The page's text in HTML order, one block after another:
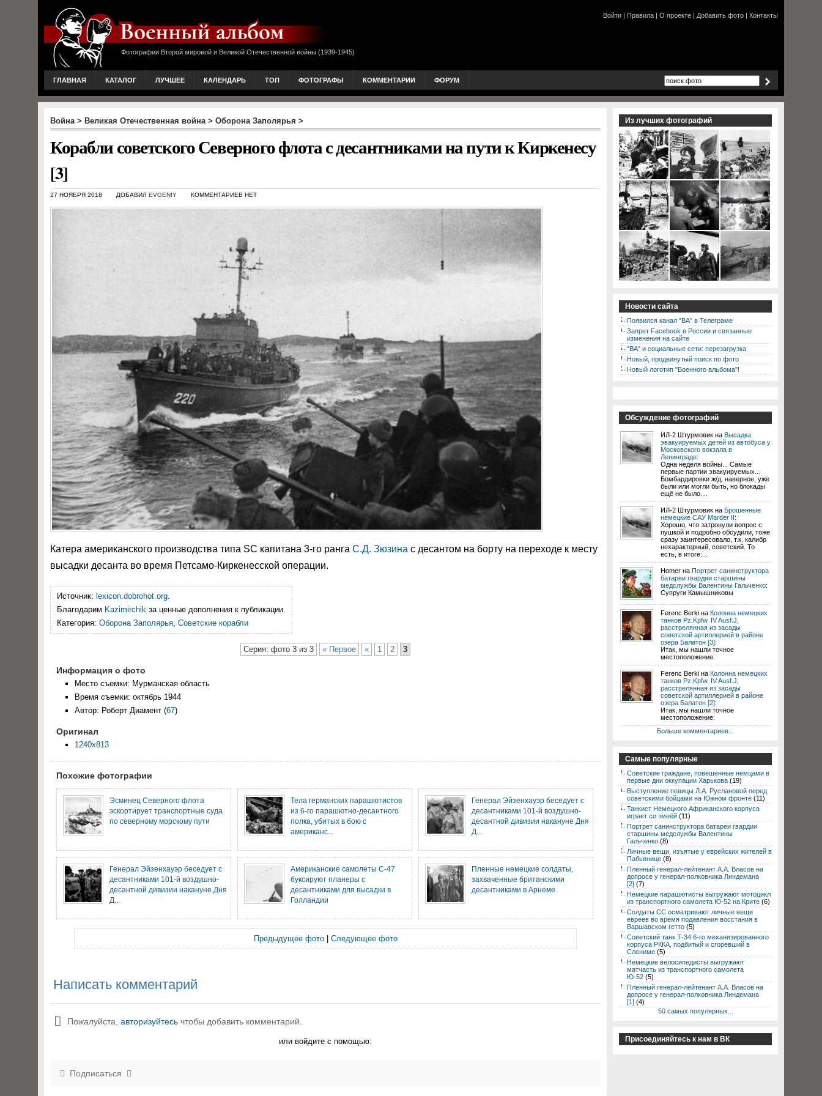
Фотографии Второй мировой и Великой Отечественной войны (1939-1945)
Войти | Правила | О проекте | Добавить фото | Контакты
ГЛАВНАЯ КАТАЛОГ ЛУЧШЕЕ КАЛЕНДАРЬ ТОП ФОТОГРАФЫ КОММЕНТАРИИ ФОРУМ
Война> Великая Отечественная война> Оборона Заполярья >
Корабли советского Северного флота с десантниками на пути к Киркенесу
[3]
27 НОЯБРЯ 2018 ДОБАВИЛ EVGENIY КОММЕНТАРИЕВ НЕТ
Катера американского производства типа SC капитана 3-го ранга С.Д. Зюзина с десантом на борту на переходе к месту
высадки десанта во время Петсамо-Киркенесской операции.
Источник: lexicon.dobrohot.org.
Благодарим Kazimirchik за ценные дополнения к публикации.
Категория: Оборона Заполярья, Советские корабли
Серия: фото 3 из 3 « Первое « 1 2 3
Информация о фото
Место съемки: Мурманская область
Время съемки: октябрь 1944
Автор: Роберт Диамент (67)
Оригинал
1240x813
Похожие фотографии
Эсминец Северного флота
эскортирует транспортные суда
по северному морскому пути
Тела германских парашютистов
из 6-го парашютно-десантного
полка, убитых в бою с
американс...
Генерал Эйзенхауэр беседует с
десантниками 101-й воздушно-
десантной дивизии накануне Дня
Д...
Генерал Эйзенхауэр беседует с
десантниками 101-й воздушно-
десантной дивизии накануне Дня
Д...
Американские самолеты С-47
буксируют планеры с
десантниками для высадки в
Голландии
Пленные немецкие солдаты,
захваченные британскими
десантниками в Арнеме
Предыдущее фото| Следующее фото
Написать комментарий
Пожалуйста, авторизуйтесь чтобы добавить комментарий.
или войдите с помощью:
Подписаться
Из лучших фотографий
Новости сайта
Появился канал "ВА" в Телеграме
Запрет Facebook в России и связанные
изменения на сайте
"ВА" и социальные сети: перезагрузка
Новый, продвинутый поиск по фото
Новый логотип "Военного альбома"!
Обсуждение фотографий
ИЛ-2 Штурмовик на Высадка
эвакуируемых детей из автобуса у
Московского вокзала в
Ленинграде:
Одна неделя войны... Самые
первые партии эвакуируемых...
Бомбардировки ж/д, наверное, уже
были или могли быть, но блокады
ещё не было....
ИЛ-2 Штурмовик на Брошенные
немецкие САУ Marder II:
Хорошо, что затронули вопрос с
пушкой и подробно обсудили, тоже
сразу заинтересовало, т.к. калибр
нехарактерный, советский. То
есть, в итоге:...
Homer на Портрет санинструктора
батареи гвардии старшины
медслужбы Валентины Гальченко:
Супруги Камышниковы
Ferenc Berki на Колонна немецких
танков Pz.Kpfw. IV Ausf.J,
расстрелянная из засады
советской артиллерией в районе
озера Балатон [3]:
Итак, мы нашли точное
местоположение:
Ferenc Berki на Колонна немецких
танков Pz.Kpfw. IV Ausf.J,
расстрелянная из засады
советской артиллерией в районе
озера Балатон [2]:
Итак, мы нашли точное
местоположение:
Больше комментариев...
Самые популярные
Советские граждане, повешенные немцами в
первые дни оккупации Харькова (19)
Выступление певицы Л.А. Руслановой перед
советскими бойцами на Южном фронте (11)
Танкист Немецкого Африканского корпуса
играет со змеёй (11)
Портрет санинструктора батареи гвардии
старшины медслужбы Валентины
Гальченко (8)
Личные вещи, изъятые у еврейских жителей в
Пабьянице (8)
Пленный генерал-лейтенант А.А. Власов на
допросе у генерал-полковника Линдемана
[2] (7)
Немецкие парашютисты выгружают мотоцикл
из транспортного самолета Ю-52 на Крите (6)
Солдаты СС осматривают личные вещи
евреев во время подавления восстания в
Варшавском гетто (5)
Советский танк Т-34 6-го механизированного
корпуса РККА, подбитый и сгоревший в
Слониме (5)
Немецкие велосипедисты выгружают
матчасть из транспортного самолета
Ю-52 (5)
Пленный генерал-лейтенант А.А. Власов на
допросе у генерал-полковника Линдемана
[1] (4)
50 самых популярных...
Присоединяйтесь к нам в ВК